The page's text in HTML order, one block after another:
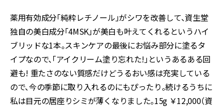
薬用有効成分「純粋レチノール」がシワを改善して、資生堂
独自の美白成分「4MSK」が美白も叶えてくれるというハイ
ブリッドな1本。スキンケアの最後にお悩み部分に塗るタ
イプなので、「アイクリーム塗り忘れた!」というあるある回
避も! 重たさのない質感だけどうるおい感は充実している
ので、今の季節に取り入れるのにもぴったり。続けるうちに
私は目元の居座りシミが薄くなりました。15g ￥12,000（資